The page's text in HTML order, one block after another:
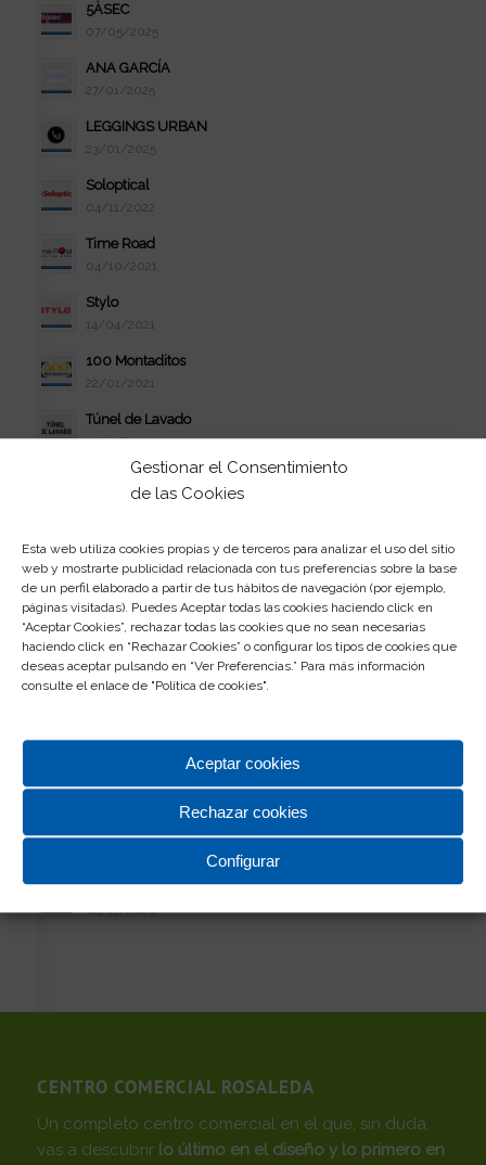
Gestionar el Consentimiento
de las Cookies
Esta web utiliza cookies propias y de terceros para analizar el uso del sitio
web y mostrarte publicidad relacionada con tus preferencias sobre la base
de un perfil elaborado a partir de tus hábitos de navegación (por ejemplo,
páginas visitadas). Puedes Aceptar todas las cookies haciendo click en
“Aceptar Cookies”, rechazar todas las cookies que no sean necesarias
haciendo click en “Rechazar Cookies” o configurar los tipos de cookies que
deseas aceptar pulsando en “Ver Preferencias.” Para más información
consulte el enlace de "Política de cookies".
Aceptar cookies
Rechazar cookies
Configurar
5ÀSEC
07/05/2025
ANA GARCÍA
27/01/2025
LEGGINGS URBAN
23/01/2025
Soloptical
04/11/2022
Time Road
04/10/2021
Stylo
14/04/2021
100 Montaditos
22/01/2021
Túnel de Lavado
14/12/2020
10/12/2020
Alain Afflelou
04/11/2020
Kiabi
04/11/2020
Sweet Home Factory
04/11/2020
Décimas
04/11/2020
CENTRO COMERCIAL ROSALEDA
Un completo centro comercial en el que, sin duda,
vas a descubrir lo último en el diseño y lo primero en